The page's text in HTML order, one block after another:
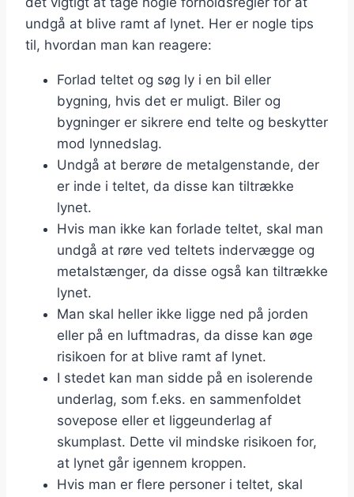
undgå at blive ramt af lynet. Her er nogle tips
til, hvordan man kan reagere:
Forlad teltet og søg ly i en bil eller
bygning, hvis det er muligt. Biler og
bygninger er sikrere end telte og beskytter
mod lynnedslag.
Undgå at berøre de metalgenstande, der
er inde i teltet, da disse kan tiltrække
lynet.
Hvis man ikke kan forlade teltet, skal man
undgå at røre ved teltets indervægge og
metalstænger, da disse også kan tiltrække
lynet.
Man skal heller ikke ligge ned på jorden
eller på en luftmadras, da disse kan øge
risikoen for at blive ramt af lynet.
I stedet kan man sidde på en isolerende
underlag, som f.eks. en sammenfoldet
sovepose eller et liggeunderlag af
skumplast. Dette vil mindske risikoen for,
at lynet går igennem kroppen.
Hvis man er flere personer i teltet, skal